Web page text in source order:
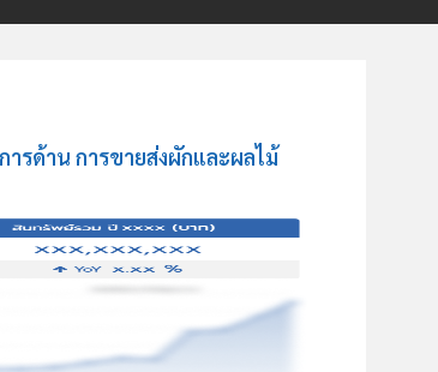
รด้าน การขายส่งผักและผลไม้